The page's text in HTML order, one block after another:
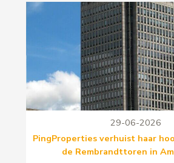
29-06-2026
PingProperties verhuist haar
de Rembrandttoren in